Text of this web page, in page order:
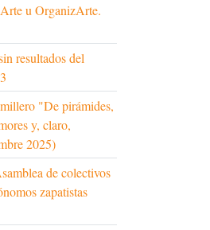
u OrganizArte.
resultados del
"De pirámides,
y, claro,
2025)
de colectivos
zapatistas